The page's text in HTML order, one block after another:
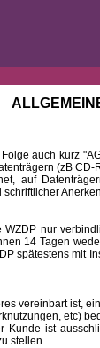
auch kurz
(zB
auf
nur
14 Tagen
spätestens mit
vereinbart ist,
etc)
Kunde ist
stellen.